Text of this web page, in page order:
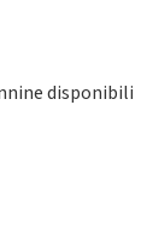
disponibili